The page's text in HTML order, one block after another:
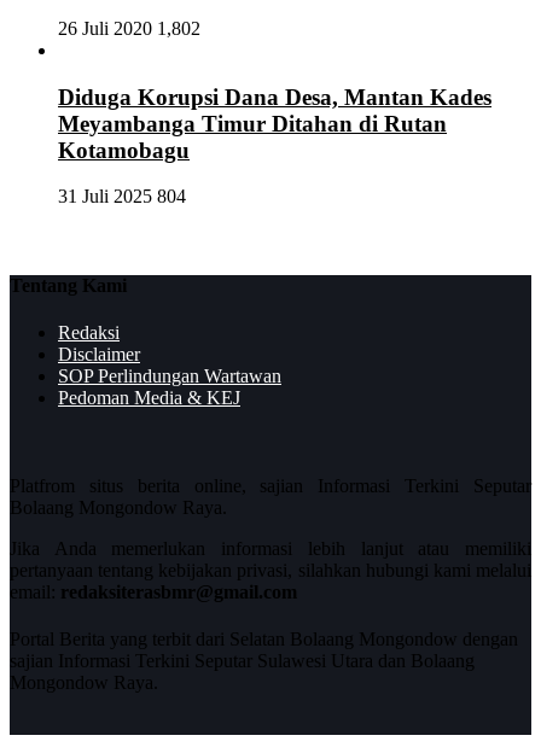
26 Juli 2020 1,802
Diduga Korupsi Dana Desa, Mantan Kades
Meyambanga Timur Ditahan di Rutan
Kotamobagu
31 Juli 2025 804
Tentang Kami
Redaksi
Disclaimer
SOP Perlindungan Wartawan
Pedoman Media & KEJ
Platfrom situs berita online, sajian Informasi Terkini Seputar
Bolaang Mongondow Raya.
Jika Anda memerlukan informasi lebih lanjut atau memiliki
pertanyaan tentang kebijakan privasi, silahkan hubungi kami melalui
email: redaksiterasbmr@gmail.com
Portal Berita yang terbit dari Selatan Bolaang Mongondow dengan
sajian Informasi Terkini Seputar Sulawesi Utara dan Bolaang
Mongondow Raya.